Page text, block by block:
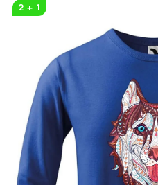
VLASTNÍ MOTIV
MIKINY
OKAMŽITĚ K ODBĚRU
B2B
2 + 1